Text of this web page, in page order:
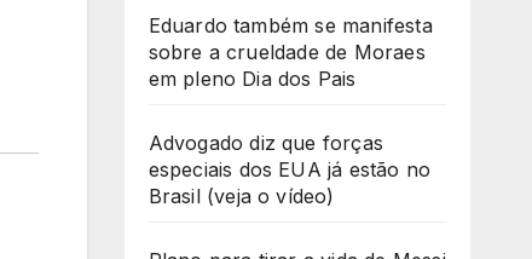
Eduardo também se manifesta
sobre a crueldade de Moraes
em pleno Dia dos Pais
Advogado diz que forças
especiais dos EUA já estão no
Brasil (veja o vídeo)